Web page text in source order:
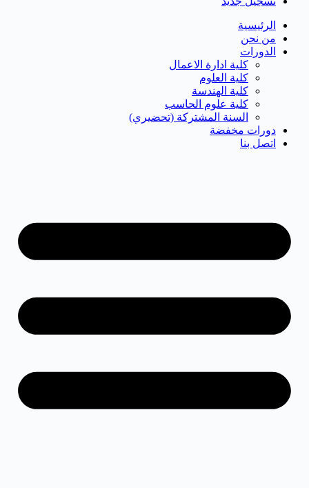
الرئيسية
من نحن
الدورات
كلية ادارة الاعمال
كلية العلوم
كلية الهندسة
كلية علوم الحاسب
السنة المشتركة (تحضيري)
دورات مخفضة
اتصل بنا